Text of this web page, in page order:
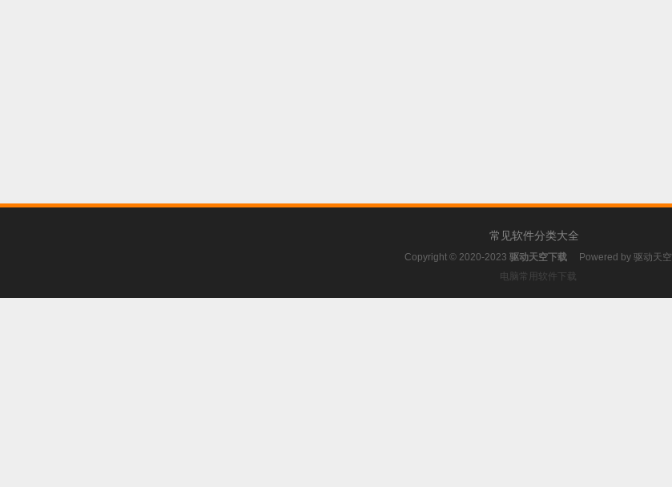
常见软件分类大全
Copyright © 2020-2023 驱动天空下载 Powered by 驱动天空
电脑常用软件下载